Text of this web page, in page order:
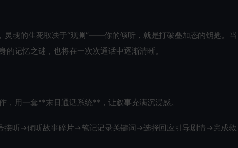
灵魂的生死取决于“观测”——你的倾听，就是打破叠加态的钥匙。当
记忆之谜，也将在一次次通话中逐渐清晰。
，用一套**末日通话系统**，让叙事充满沉浸感。
接听→倾听故事碎片→笔记记录关键词→选择回应引导剧情→完成救